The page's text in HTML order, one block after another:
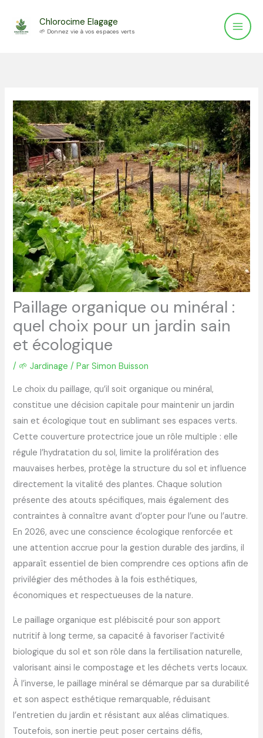
Chlorocime Elagage
🌱 Donnez vie à vos espaces verts
Paillage organique ou minéral :
quel choix pour un jardin sain
et écologique
/ 🌱 Jardinage / ParSimon Buisson
Le choix du paillage, qu’il soit organique ou minéral,
constitue une décision capitale pour maintenir un jardin
sain et écologique tout en sublimant ses espaces verts.
Cette couverture protectrice joue un rôle multiple : elle
régule l’hydratation du sol, limite la prolifération des
mauvaises herbes, protège la structure du sol et influence
directement la vitalité des plantes. Chaque solution
présente des atouts spécifiques, mais également des
contraintes à connaître avant d’opter pour l’une ou l’autre.
En 2026, avec une conscience écologique renforcée et
une attention accrue pour la gestion durable des jardins, il
apparaît essentiel de bien comprendre ces options afin de
privilégier des méthodes à la fois esthétiques,
économiques et respectueuses de la nature.
Le paillage organique est plébiscité pour son apport
nutritif à long terme, sa capacité à favoriser l’activité
biologique du sol et son rôle dans la fertilisation naturelle,
valorisant ainsi le compostage et les déchets verts locaux.
À l’inverse, le paillage minéral se démarque par sa durabilité
et son aspect esthétique remarquable, réduisant
l’entretien du jardin et résistant aux aléas climatiques.
Toutefois, son inertie peut poser certains défis,